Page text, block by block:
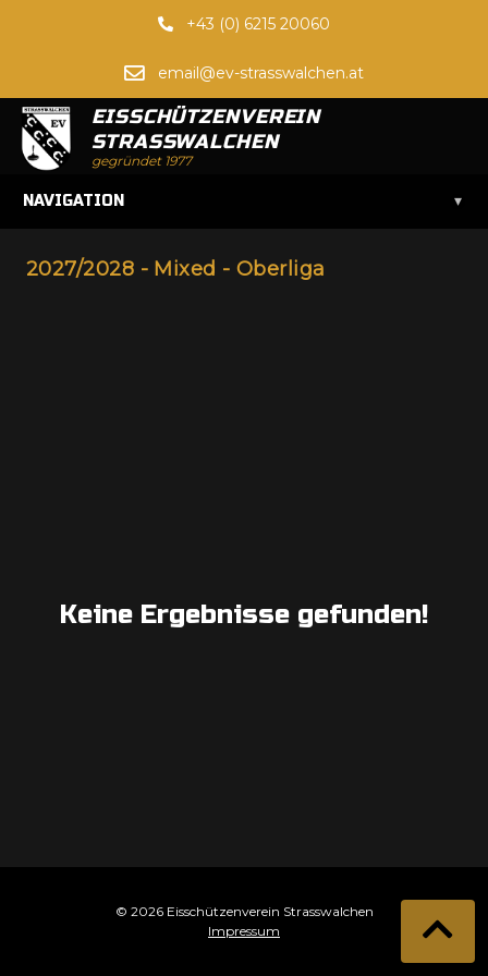
+43 (0) 6215 20060
email@ev-strasswalchen.at
EISSCHÜTZENVEREIN
STRASSWALCHEN
gegründet 1977
NAVIGATION ▾
2027/2028 - Mixed - Oberliga
Keine Ergebnisse gefunden!
© 2026 Eisschützenverein Strasswalchen
Impressum